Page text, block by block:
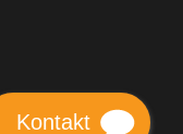
Kontakt